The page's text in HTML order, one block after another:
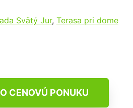
Svätý Jur, Terasa pri dome
CENOVÚ PONUKU